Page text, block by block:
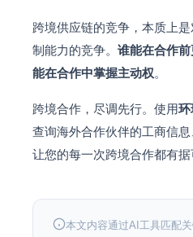
跨境供应链的竞争，本质上
制能力的竞争。 谁能在合作
能在合作中掌握主动权。
跨境合作，尽调先行。使用环
查询海外合作伙伴的工商信
让您的每一次跨境合作都有据
本文内容通过AI工具匹配